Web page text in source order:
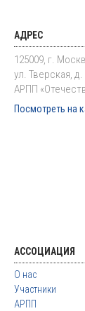
АДРЕС
125009, г.
ул. Тверская,
АРПП
Посмотреть на
АССОЦИАЦИЯ
О нас
Участники
АРПП